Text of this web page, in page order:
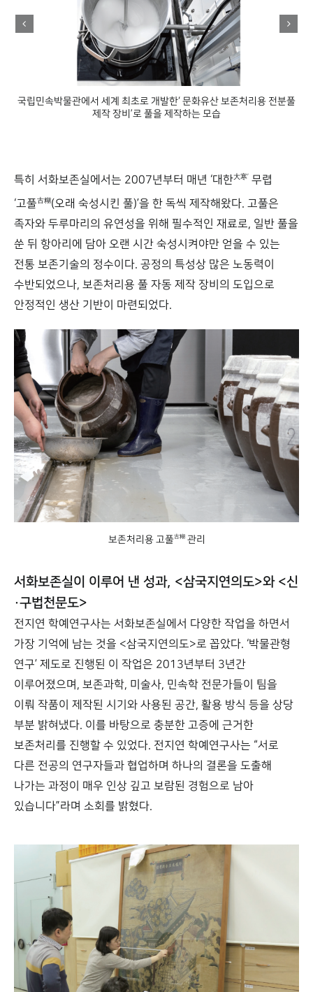
소맥전분풀을 활용한 <삼국지연의도> 배접, 접합 모습
특히 서화보존실에서는 2007년부터 매년 ‘대한大寒’ 무렵
‘고풀古糊(오래 숙성시킨 풀)’을 한 독씩 제작해왔다. 고풀은
족자와 두루마리의 유연성을 위해 필수적인 재료로, 일반 풀을
쑨 뒤 항아리에 담아 오랜 시간 숙성시켜야만 얻을 수 있는
전통 보존기술의 정수이다. 공정의 특성상 많은 노동력이
수반되었으나, 보존처리용 풀 자동 제작 장비의 도입으로
안정적인 생산 기반이 마련되었다.
보존처리용 고풀古糊관리
서화보존실이 이루어 낸 성과, <삼국지연의도>와 <신
·구법천문도>
전지연 학예연구사는 서화보존실에서 다양한 작업을 하면서
가장 기억에 남는 것을 <삼국지연의도>로 꼽았다. ‘박물관형
연구’ 제도로 진행된 이 작업은 2013년부터 3년간
이루어졌으며, 보존과학, 미술사, 민속학 전문가들이 팀을
이뤄 작품이 제작된 시기와 사용된 공간, 활용 방식 등을 상당
부분 밝혀냈다. 이를 바탕으로 충분한 고증에 근거한
보존처리를 진행할 수 있었다. 전지연 학예연구사는 “서로
다른 전공의 연구자들과 협업하며 하나의 결론을 도출해
나가는 과정이 매우 인상 깊고 보람된 경험으로 남아
있습니다”라며 소회를 밝혔다.